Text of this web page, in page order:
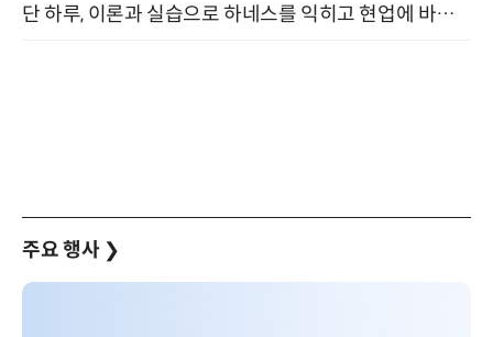
단 하루, 이론과 실습으로 하네스를 익히고 현업에 바로 쓰는 핸즈온 워크숍 (8/20)
주요 행사 ❯